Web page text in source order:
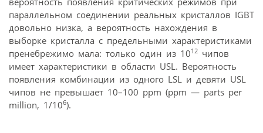
параллельном соединении реальных кристаллов IGBT
довольно низка, а вероятность нахождения в
выборке кристалла с предельными характеристиками
пренебрежимо мала: только один из 1012 чипов
имеет характеристики в области USL. Вероятность
появления комбинации из одного LSL и девяти USL
чипов не превышает 10–100 ppm (ppm — parts per
million, 1/106).